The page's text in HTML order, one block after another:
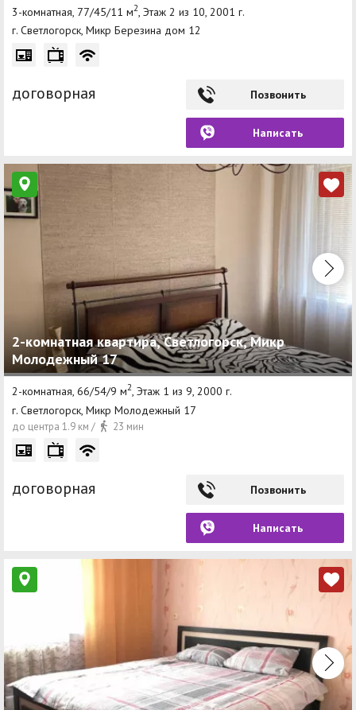
3-комнатная, 77/45/11 м2 , Этаж 2 из 10, 2001 г.
г. Светлогорск, Микр Березина дом 12
договорная Позвонить
Написать
2-комнатная квартира, Светлогорск, Микр
Молодежный 17
2-комнатная, 66/54/9 м2 , Этаж 1 из 9, 2000 г.
г. Светлогорск, Микр Молодежный 17
до центра 1.9 км / 23 мин
договорная Позвонить
Написать